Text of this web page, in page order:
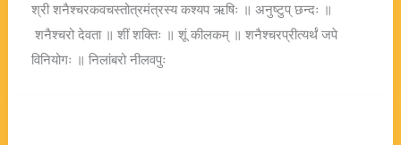
श्री शनैश्चरकवचस्तोत्रमंत्रस्य कश्यप ऋषिः ॥ अनुष्टुप् छन्दः ॥
शनैश्चरो देवता ॥ शीं शक्तिः ॥ शूं कीलकम् ॥ शनैश्चरप्रीत्यर्थं जपे
विनियोगः ॥ निलांबरो नीलवपुः